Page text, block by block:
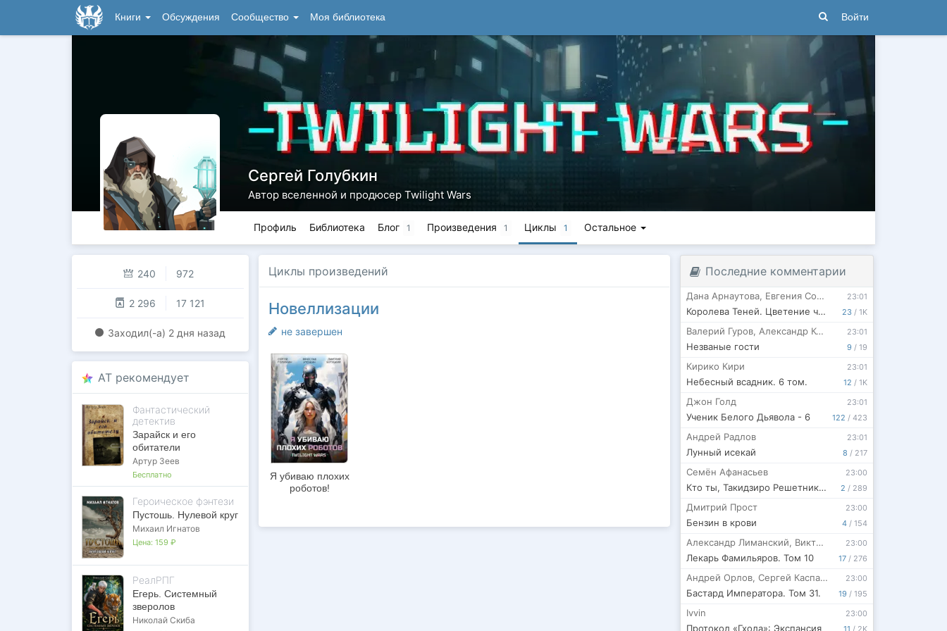
Книги Обсуждения Сообщество Моя библиотека Войти
Сергей Голубкин
Автор вселенной и продюсер Twilight Wars
Профиль Библиотека Блог 1 Произведения 1 Циклы 1 Остальное
240 972
2 296 17 121
Заходил(-a) 2 дня назад
AT рекомендует
Фантастический
детектив
Зарайск и его
обитатели
Артур Зеев
Бесплатно
Героическое фэнтези
Пустошь. Нулевой круг
Михаил Игнатов
Цена: 159 ₽
РеалРПГ
Егерь. Системный
зверолов
Николай Скиба
Циклы произведений
Новеллизации
не завершен
Я убиваю плохих
роботов!
Последние комментарии
23 / 1K
23:01
Дана Арнаутова, Евгения Соловьева
Королева Теней. Цветение черной лозы. Т. 1
9 / 19
23:01
Валерий Гуров, Александр Конторович
Незваные гости
12 / 1K
23:01
Кирико Кири
Небесный всадник. 6 том.
122 / 423
23:01
Джон Голд
Ученик Белого Дьявола - 6
8 / 217
23:01
Андрей Радлов
Лунный исекай
2 / 289
23:00
Семён Афанасьев
Кто ты, Такидзиро Решетников? Том 12
4/ 154
23:00
Дмитрий Прост
Бензин в крови
17/ 276
23:00
Александр Лиманский, Виктор Молотов
Лекарь Фамильяров. Том 10
19 / 195
23:00
Андрей Орлов, Сергей Каспаров
Бастард Императора. Том 31.
11 / 2K
23:00
Ivvin
Протокол «Гхола»: Экспансия